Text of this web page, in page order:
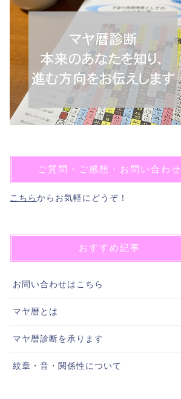
ご質問・ご感想・お問い合わせ
こちら からお気軽にどうぞ！
おすすめ記事
お問い合わせはこちら
マヤ暦とは
マヤ暦診断を承ります
紋章・音・関係性について